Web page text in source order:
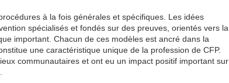
à la fois générales et spécifiques. Les idées
spécialisés et fondés sur des preuves, orientés vers la
important. Chacun de ces modèles est ancré dans la
une caractéristique unique de la profession de CFP.
communautaires et ont eu un impact positif important sur